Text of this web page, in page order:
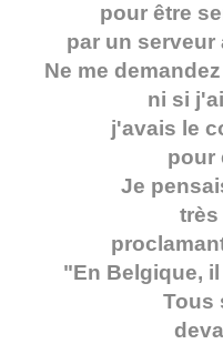
pour être
par un serveur
Ne me
ni si
j'avais le
pour
Je
très
"En Belgique,
Tous